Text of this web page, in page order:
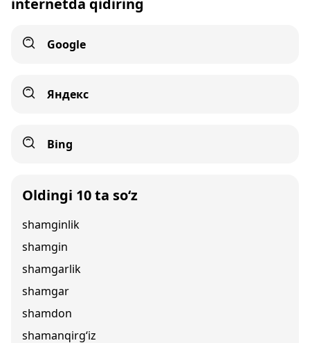
internetda qidiring
Google
Яндекс
Bing
Oldingi 10 ta so‘z
shamginlik
shamgin
shamgarlik
shamgar
shamdon
shamanqirg‘iz